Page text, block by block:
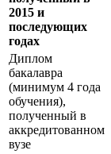
2015 и
последующих
годах
Диплом
бакалавра
(минимум 4 года
обучения),
полученный в
аккредитованном
вузе